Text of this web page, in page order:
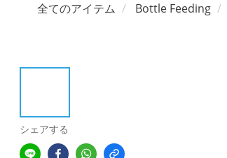
全てのアイテム Bottle Feeding
シェアする